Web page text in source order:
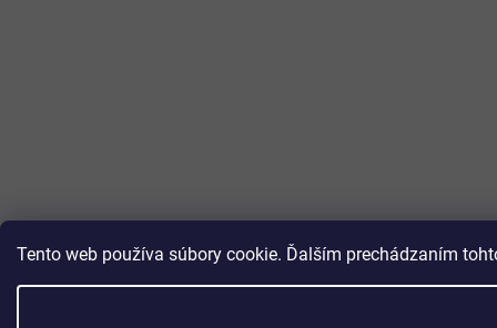
Tento web používa súbory cookie. Ďalším prechádzaním